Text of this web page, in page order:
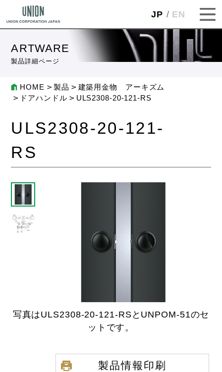
JP EN
ARTWARE
製品詳細ページ
HOME 製品
建築用金物 アーキズム
ドアハンドル
ULS2308-20-121-RS
ULS2308-20-121-
RS
写真はULS2308-20-121-RSとUNPOM-51のセ
ットです。
製品情報印刷